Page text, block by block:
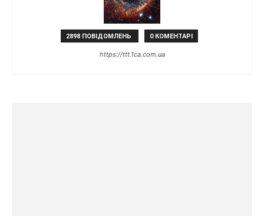
2898 ПОВІДОМЛЕНЬ 0 КОМЕНТАРІ
https://ttt.1ca.com.ua